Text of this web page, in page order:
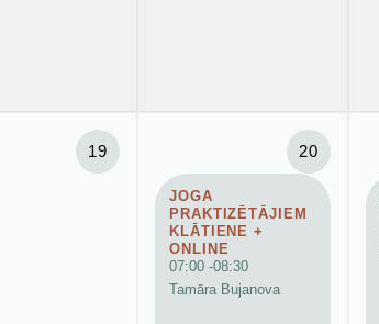
19 20
JOGA
PRAKTIZĒTĀJIEM
KLĀTIENE +
ONLINE
07:00 -08:30
Tamāra Bujanova